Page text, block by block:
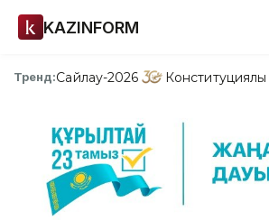
KAZINFORM
Тренд:Сайлау-2026